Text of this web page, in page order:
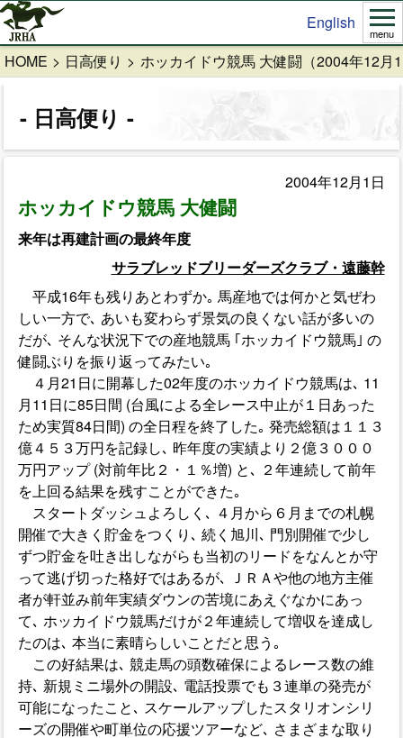
English
menu
HOME 日高便り ホッカイドウ競馬 大健闘（2004年12月
日高便り
2004年12月1日
ホッカイドウ競馬 大健闘
来年は再建計画の最終年度
サラブレッドブリーダーズクラブ・遠藤幹
平成16年も残りあとわずか｡ 馬産地では何かと気ぜわ
しい一方で､ あいも変わらず景気の良くない話が多いの
だが､ そんな状況下での産地競馬 ｢ホッカイドウ競馬｣ の
健闘ぶりを振り返ってみたい｡
４月21日に開幕した02年度のホッカイドウ競馬は､ 11
月11日に85日間 (台風による全レース中止が１日あった
ため実質84日間) の全日程を終了した｡ 発売総額は１１３
億４５３万円を記録し､ 昨年度の実績より２億３０００
万円アップ (対前年比２・１％増) と､ ２年連続して前年
を上回る結果を残すことができた｡
スタートダッシュよろしく､ ４月から６月までの札幌
開催で大きく貯金をつくり､ 続く旭川､ 門別開催で少し
ずつ貯金を吐き出しながらも当初のリードをなんとか守
って逃げ切った格好ではあるが､ ＪＲＡや他の地方主催
者が軒並み前年実績ダウンの苦境にあえぐなかにあっ
て､ ホッカイドウ競馬だけが２年連続して増収を達成し
たのは､ 本当に素晴らしいことだと思う｡
この好結果は､ 競走馬の頭数確保によるレース数の維
持､ 新規ミニ場外の開設､ 電話投票でも３連単の発売が
可能になったこと､ スケールアップしたスタリオンシリ
ーズの開催や町単位の応援ツアーなど､ さまざまな取り